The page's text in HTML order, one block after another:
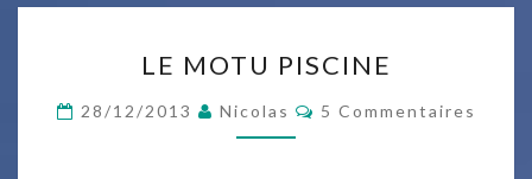
MOTU
PISCINE
LE MOTU PISCINE
28/12/2013 Nicolas Commentaires
5 Commentaires